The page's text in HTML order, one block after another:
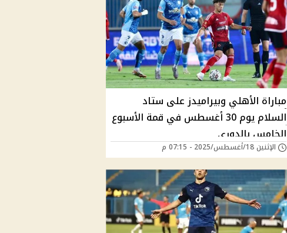
مباراة الأهلي وبيراميدز على ستاد
السلام يوم 30 أغسطس في قمة الأسبوع
الخامس بالدوري
الإثنين 18/أغسطس/2025 - 07:15 م